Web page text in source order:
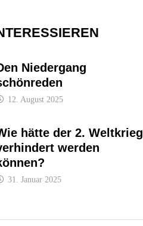
Niedergang
12. August 2025
hätte der 2. Weltkrieg
werden
31. Januar 2025